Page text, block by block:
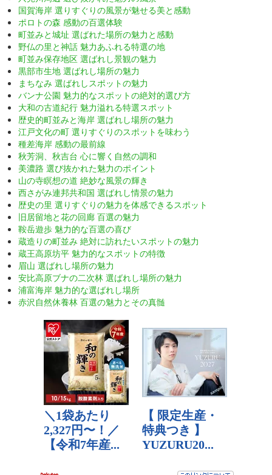
国賀海岸 選りすぐりの風景が魅せる美と感動
ポロトの森 感動の百選体験
町並みと城址 選ばれた場所の魅力と感動
野仏の里と神話 魅力あふれる特選の地
町並み保存地区 選ばれし景観の魅力
黒部市生地 選ばれし場所の魅力
まちなみ 選ばれしスポットの魅力
バンナ公園 魅力的なスポットの絶対的選び方
大和の古道紀行 魅力溢れる特選スポット
歴史的町並みと海岸 選ばれし場所の魅力
江戸文化の町 選りすぐりのスポットを味わう
種差海岸 感動の最前線
秋芳洞、秋吉台 心に響く自然の調和
美濃路 選び抜かれた魅力のポイント
山の寺瞑想の道 絶妙な風景の輝き
西さがみ連邦共和国 選ばれし情景の魅力
歴史の里 選りすぐりの魅力を体感できるスポット
旧居留地と花の回廊 百選の魅力
鞍岳遊歩 魅力的な百選の喜び
蔵造りの町並み 絶対に訪れたいスポットの魅力
蔵王高原坊平 魅力的なスポットの特徴
眉山 選ばれし場所の魅力
安比高原ブナの二次林 選ばれし場所の魅力
浦富海岸 魅力的な選ばれし場所
赤沢自然休養林 百選の魅力とその真髄